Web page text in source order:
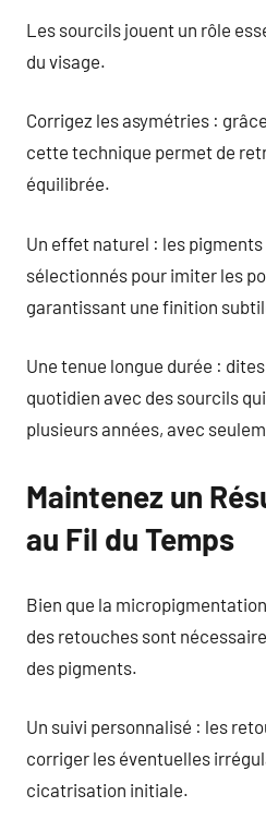
Les sourcils jouent un rôle
du visage.
Corrigez les asymétries :
cette technique permet de
équilibrée.
Un effet naturel : les
sélectionnés pour imiter les
garantissant une finition
Une tenue longue durée :
quotidien avec des sourcils
plusieurs années, avec
Maintenez un
au Fil du Temps
Bien que la
des retouches sont
des pigments.
Un suivi personnalisé : les
corriger les éventuelles
cicatrisation initiale.